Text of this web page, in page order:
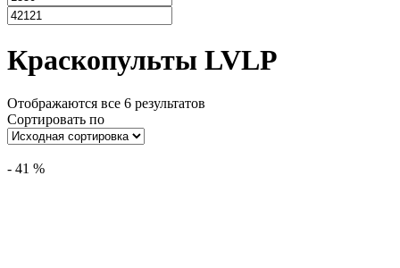
Краскопульты LVLP
Отображаются все 6 результатов
Сортировать по
- 41 %